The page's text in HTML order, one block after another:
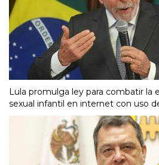
Lula promulga ley para combatir la
sexual infantil en internet con uso